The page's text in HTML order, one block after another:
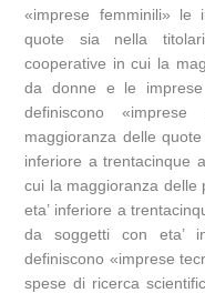
«imprese femminili» le
quote sia nella
cooperative in cui la
da donne e le
definiscono
maggioranza delle
inferiore a trentacinque
cui la maggioranza delle
eta’ inferiore a
da soggetti con eta’
definiscono «imprese
spese di ricerca